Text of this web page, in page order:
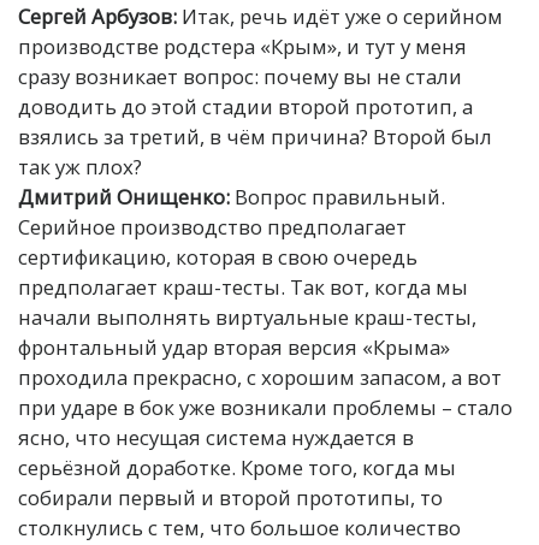
Сергей Арбузов: Итак, речь идёт уже о серийном
производстве родстера «Крым», и тут у меня
сразу возникает вопрос: почему вы не стали
доводить до этой стадии второй прототип, а
взялись за третий, в чём причина? Второй был
так уж плох?
Дмитрий Онищенко: Вопрос правильный.
Серийное производство предполагает
сертификацию, которая в свою очередь
предполагает краш-тесты. Так вот, когда мы
начали выполнять виртуальные краш-тесты,
фронтальный удар вторая версия «Крыма»
проходила прекрасно, с хорошим запасом, а вот
при ударе в бок уже возникали проблемы – стало
ясно, что несущая система нуждается в
серьёзной доработке. Кроме того, когда мы
собирали первый и второй прототипы, то
столкнулись с тем, что большое количество